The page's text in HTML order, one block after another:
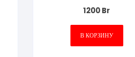
1200Br
В КОРЗИНУ